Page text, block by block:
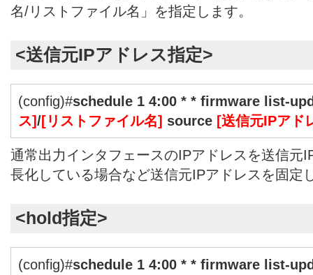
名/リストファイル名」を指定します。
<送信元IPアドレス指定>
(config)#schedule 1 4:00 * * firmware list-
ス]/[リストファイル名] source [送信元IPアド
通常出力インタフェースのIPアドレスを送信元
長化している場合など送信元IPアドレスを固定
<hold指定>
(config)#schedule 1 4:00 * * firmware list-